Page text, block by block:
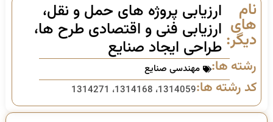
نام
های
دیگر:
ارزیابی پروژه های حمل و نقل،
ارزیابی فنی و اقتصادی طرح ها،
طراحی ایجاد صنایع
رشته ها: مهندسی صنایع
کد رشته ها:1314059، 1314168، 1314271